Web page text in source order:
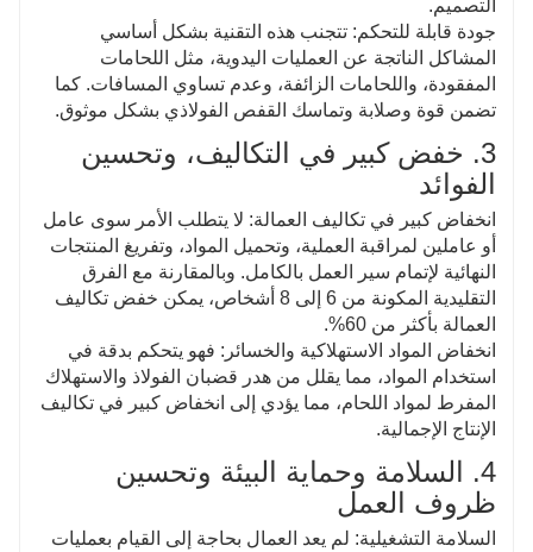
التصميم.
جودة قابلة للتحكم: تتجنب هذه التقنية بشكل أساسي
المشاكل الناتجة عن العمليات اليدوية، مثل اللحامات
المفقودة، واللحامات الزائفة، وعدم تساوي المسافات. كما
تضمن قوة وصلابة وتماسك القفص الفولاذي بشكل موثوق.
3. خفض كبير في التكاليف، وتحسين
الفوائد
انخفاض كبير في تكاليف العمالة: لا يتطلب الأمر سوى عامل
أو عاملين لمراقبة العملية، وتحميل المواد، وتفريغ المنتجات
النهائية لإتمام سير العمل بالكامل. وبالمقارنة مع الفرق
التقليدية المكونة من 6 إلى 8 أشخاص، يمكن خفض تكاليف
العمالة بأكثر من 60%.
انخفاض المواد الاستهلاكية والخسائر: فهو يتحكم بدقة في
استخدام المواد، مما يقلل من هدر قضبان الفولاذ والاستهلاك
المفرط لمواد اللحام، مما يؤدي إلى انخفاض كبير في تكاليف
الإنتاج الإجمالية.
4. السلامة وحماية البيئة وتحسين
ظروف العمل
السلامة التشغيلية: لم يعد العمال بحاجة إلى القيام بعمليات